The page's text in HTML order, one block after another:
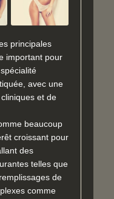
principales
important pour
avec une
et de
beaucoup
croissant pour
des
telles que
de
comme